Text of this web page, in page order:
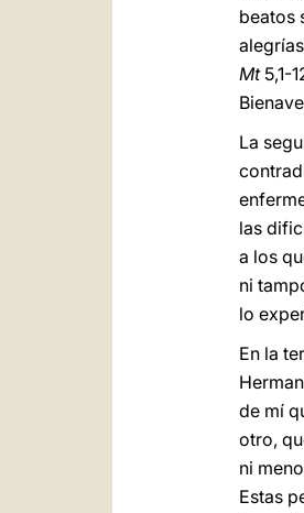
beatos
Mt5,1-
La
las
a los
ni
lo
En la
de mí
otro,
ni
Estas